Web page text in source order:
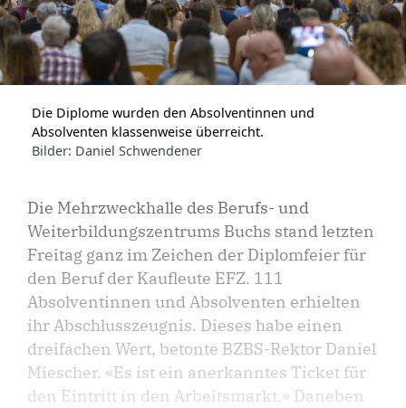
Die Diplome wurden den Absolventinnen und
Absolventen klassenweise überreicht.
Bilder: Daniel Schwendener
Die Mehrzweckhalle des Berufs- und
Weiterbildungszentrums Buchs stand letzten
Freitag ganz im Zeichen der Diplomfeier für
den Beruf der Kaufleute EFZ. 111
Absolventinnen und Absolventen erhielten
ihr Abschlusszeugnis. Dieses habe einen
dreifachen Wert, betonte BZBS-Rektor Daniel
Miescher. «Es ist ein anerkanntes Ticket für
den Eintritt in den Arbeitsmarkt.» Daneben